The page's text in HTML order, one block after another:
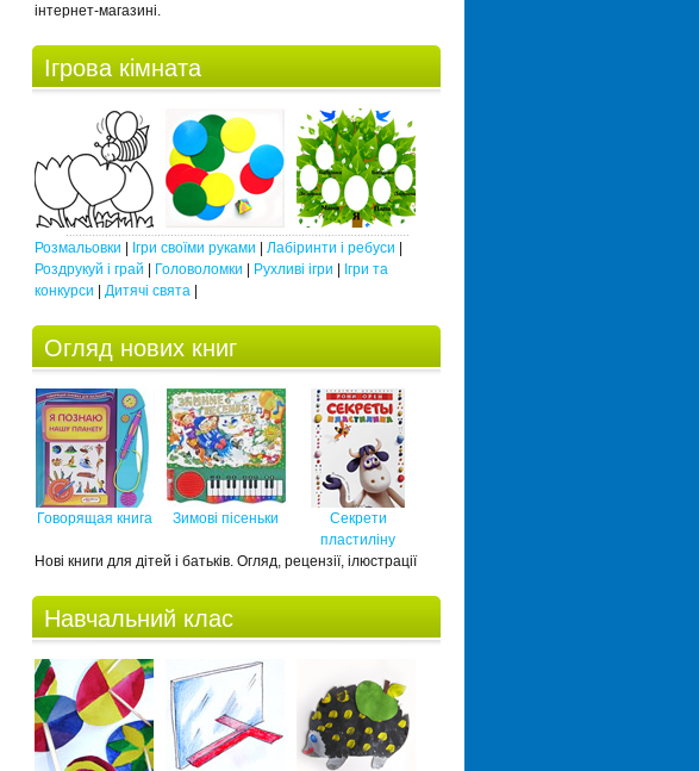
інтернет-магазині.
Ігрова кімната
Розмальовки Ігри своїми руками Лабіринти і ребуси
Роздрукуй і грай
Головоломки Рухливі ігри
Ігри та
конкурси
Дитячі свята
Огляд нових книг
Говорящая книга Зимові пісеньки
Секрети
пластиліну
Нові книги для дітей і батьків. Огляд, рецензії, ілюстрації
Навчальний клас